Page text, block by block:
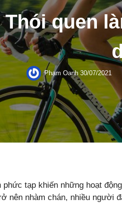
Thói quen
Phạm Oanh 30/07/2021
phức tạp khiến những hoạt
nên nhàm chán, nhiều người